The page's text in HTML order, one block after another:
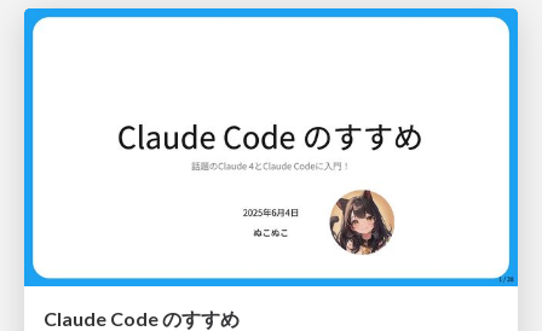
Claude Code のすすめ